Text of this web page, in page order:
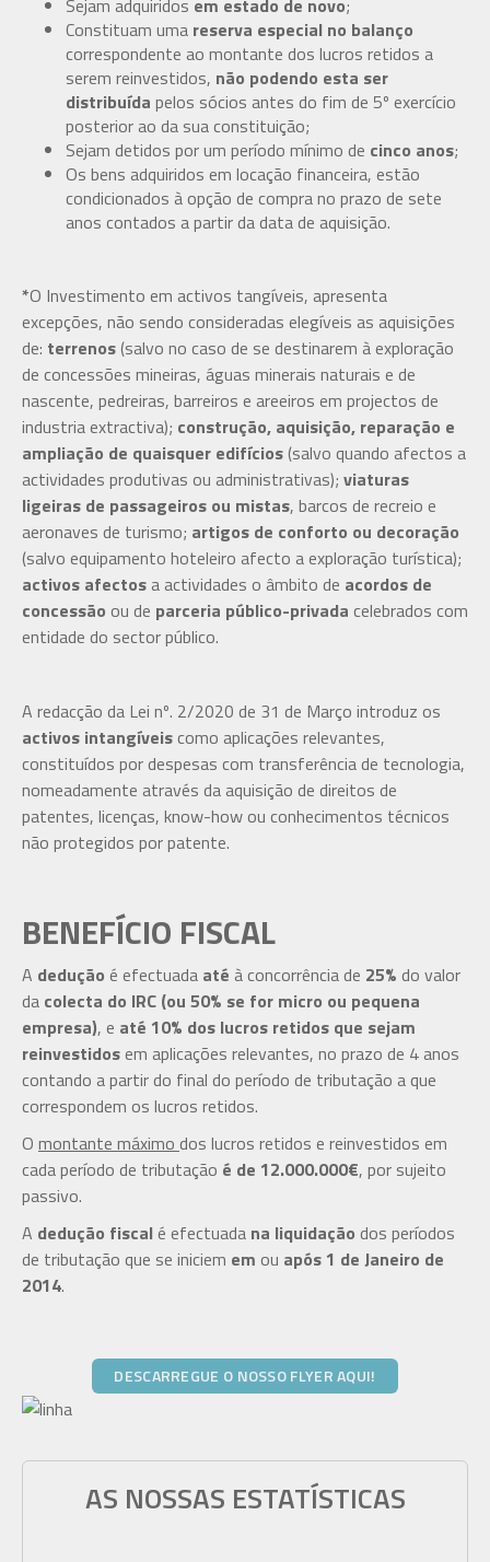
Sejam adquiridos em estado de novo;
Constituam uma reserva especial no balanço
correspondente ao montante dos lucros retidos a
serem reinvestidos, não podendo esta ser
distribuída pelos sócios antes do fim de 5º exercício
posterior ao da sua constituição;
Sejam detidos por um período mínimo de cinco anos;
Os bens adquiridos em locação financeira, estão
condicionados à opção de compra no prazo de sete
anos contados a partir da data de aquisição.
*O Investimento em activos tangíveis, apresenta
excepções, não sendo consideradas elegíveis as aquisições
de: terrenos(salvo no caso de se destinarem à exploração
de concessões mineiras, águas minerais naturais e de
nascente, pedreiras, barreiros e areeiros em projectos de
industria extractiva); construção, aquisição, reparação e
ampliação de quaisquer edifícios(salvo quando afectos a
actividades produtivas ou administrativas); viaturas
ligeiras de passageiros ou mistas, barcos de recreio e
aeronaves de turismo; artigos de conforto ou decoração
(salvo equipamento hoteleiro afecto a exploração turística);
activos afectos a actividades o âmbito de acordos de
concessão ou de parceria público-privada celebrados com
entidade do sector público.
A redacção da Lei nº. 2/2020 de 31 de Março introduz os
activos intangíveiscomo aplicações relevantes,
constituídos por despesas com transferência de tecnologia,
nomeadamente através da aquisição de direitos de
patentes, licenças, know-how ou conhecimentos técnicos
não protegidos por patente.
BENEFÍCIO FISCAL
A dedução é efectuada até à concorrência de 25% do valor
da colecta do IRC (ou 50% se for micro ou pequena
empresa), e até 10% dos lucros retidos que sejam
reinvestidosem aplicações relevantes, no prazo de 4 anos
contando a partir do final do período de tributação a que
correspondem os lucros retidos.
O montante máximo dos lucros retidos e reinvestidos em
cada período de tributação é de 12.000.000€, por sujeito
passivo.
A dedução fiscalé efectuada na liquidação dos períodos
de tributação que se iniciem em ou após 1 de Janeiro de
2014.
DESCARREGUE O NOSSO FLYER AQUI!
AS NOSSAS ESTATÍSTICAS